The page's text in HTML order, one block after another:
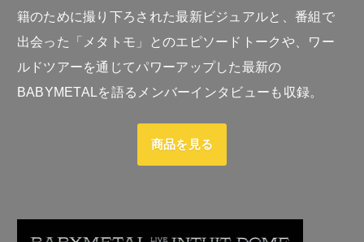
籍のために撮り下ろされた最新ビジュアルと、番組で
出会った「メタトモ」とのエピソードトークや、ワー
ルドツアーを通じてパワーアップした最新の
BABYMETALを語るメンバーインタビューも収録。
商品を見る